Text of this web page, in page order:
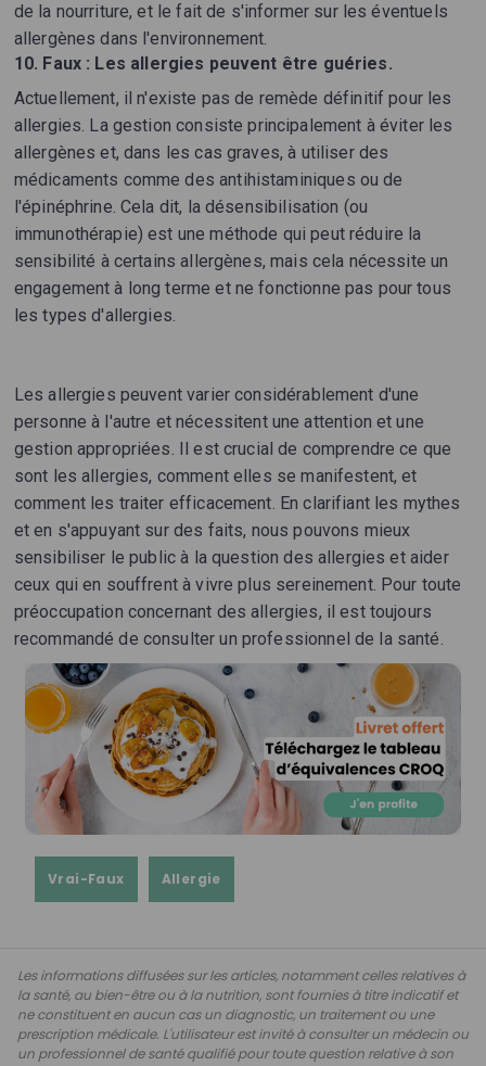
de la nourriture, et le fait de s'informer sur les éventuels
allergènes dans l'environnement.
10. Faux : Les allergies peuvent être guéries.
Actuellement, il n'existe pas de remède définitif pour les
allergies. La gestion consiste principalement à éviter les
allergènes et, dans les cas graves, à utiliser des
médicaments comme des antihistaminiques ou de
l'épinéphrine. Cela dit, la désensibilisation (ou
immunothérapie) est une méthode qui peut réduire la
sensibilité à certains allergènes, mais cela nécessite un
engagement à long terme et ne fonctionne pas pour tous
les types d'allergies.
Les allergies peuvent varier considérablement d'une
personne à l'autre et nécessitent une attention et une
gestion appropriées. Il est crucial de comprendre ce que
sont les allergies, comment elles se manifestent, et
comment les traiter efficacement. En clarifiant les mythes
et en s'appuyant sur des faits, nous pouvons mieux
sensibiliser le public à la question des allergies et aider
ceux qui en souffrent à vivre plus sereinement. Pour toute
préoccupation concernant des allergies, il est toujours
recommandé de consulter un professionnel de la santé.
Vrai-Faux Allergie
Les informations diffusées sur les articles, notamment celles relatives à
la santé, au bien-être ou à la nutrition, sont fournies à titre indicatif et
ne constituent en aucun cas un diagnostic, un traitement ou une
prescription médicale. L'utilisateur est invité à consulter un médecin ou
un professionnel de santé qualifié pour toute question relative à son